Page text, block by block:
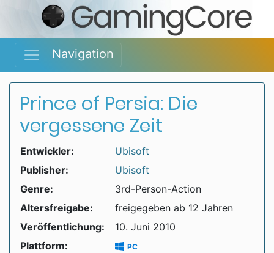
Navigation
Prince of Persia: Die
vergessene Zeit
Entwickler:
Ubisoft
Publisher:
Ubisoft
Genre:
3rd-Person-Action
Altersfreigabe:
freigegeben ab 12 Jahren
Veröffentlichung:
10. Juni 2010
Plattform:
PC